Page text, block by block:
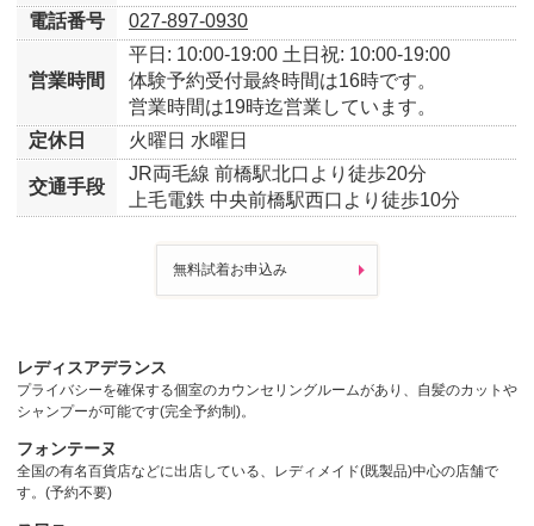
電話番号
027-897-0930
営業時間
平日: 10:00-19:00 土日祝: 10:00-19:00
体験予約受付最終時間は16時です。
営業時間は19時迄営業しています。
定休日
火曜日 水曜日
交通手段
JR両毛線 前橋駅北口より徒歩20分
上毛電鉄 中央前橋駅西口より徒歩10分
無料試着お申込み
レディスアデランス
プライバシーを確保する個室のカウンセリングルームがあり、自髪のカットや
シャンプーが可能です(完全予約制)。
フォンテーヌ
全国の有名百貨店などに出店している、レディメイド(既製品)中心の店舗で
す。(予約不要)